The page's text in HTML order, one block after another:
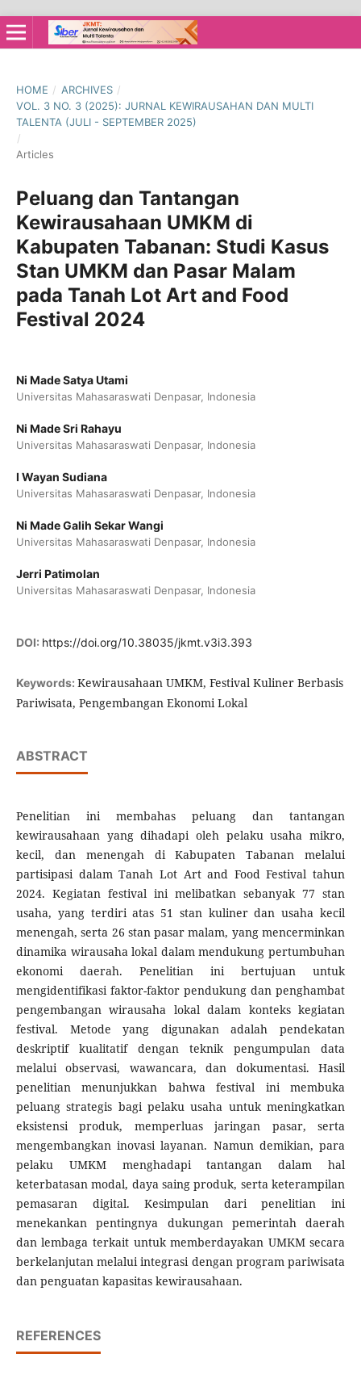
HOME / ARCHIVES /
VOL. 3 NO. 3 (2025): JURNAL KEWIRAUSAHAN DAN MULTI
TALENTA (JULI - SEPTEMBER 2025)
/
Articles
Peluang dan Tantangan
Kewirausahaan UMKM di
Kabupaten Tabanan: Studi Kasus
Stan UMKM dan Pasar Malam
pada Tanah Lot Art and Food
Festival 2024
Ni Made Satya Utami
Universitas Mahasaraswati Denpasar, Indonesia
Ni Made Sri Rahayu
Universitas Mahasaraswati Denpasar, Indonesia
I Wayan Sudiana
Universitas Mahasaraswati Denpasar, Indonesia
Ni Made Galih Sekar Wangi
Universitas Mahasaraswati Denpasar, Indonesia
Jerri Patimolan
Universitas Mahasaraswati Denpasar, Indonesia
DOI: https://doi.org/10.38035/jkmt.v3i3.393
Keywords: Kewirausahaan UMKM, Festival Kuliner Berbasis
Pariwisata, Pengembangan Ekonomi Lokal
ABSTRACT
Penelitian ini membahas peluang dan tantangan
kewirausahaan yang dihadapi oleh pelaku usaha mikro,
kecil, dan menengah di Kabupaten Tabanan melalui
partisipasi dalam Tanah Lot Art and Food Festival tahun
2024. Kegiatan festival ini melibatkan sebanyak 77 stan
usaha, yang terdiri atas 51 stan kuliner dan usaha kecil
menengah, serta 26 stan pasar malam, yang mencerminkan
dinamika wirausaha lokal dalam mendukung pertumbuhan
ekonomi daerah. Penelitian ini bertujuan untuk
mengidentifikasi faktor-faktor pendukung dan penghambat
pengembangan wirausaha lokal dalam konteks kegiatan
festival. Metode yang digunakan adalah pendekatan
deskriptif kualitatif dengan teknik pengumpulan data
melalui observasi, wawancara, dan dokumentasi. Hasil
penelitian menunjukkan bahwa festival ini membuka
peluang strategis bagi pelaku usaha untuk meningkatkan
eksistensi produk, memperluas jaringan pasar, serta
mengembangkan inovasi layanan. Namun demikian, para
pelaku UMKM menghadapi tantangan dalam hal
keterbatasan modal, daya saing produk, serta keterampilan
pemasaran digital. Kesimpulan dari penelitian ini
menekankan pentingnya dukungan pemerintah daerah
dan lembaga terkait untuk memberdayakan UMKM secara
berkelanjutan melalui integrasi dengan program pariwisata
dan penguatan kapasitas kewirausahaan.
REFERENCES